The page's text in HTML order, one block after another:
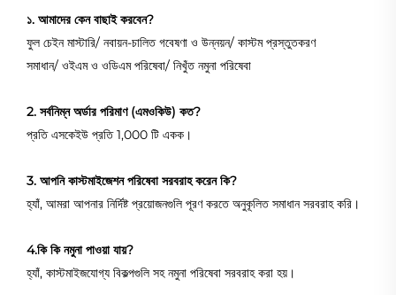
১. আমাদের কেন বাছাই করবেন?
ফুল চেইন মাস্টারি/ নবায়ন-চালিত গবেষণা ও উন্নয়ন/ কাস্টম প্রস্তুতকরণ
সমাধান/ ওইএম ও ওডিএম পরিষেবা/ নিখুঁত নমুনা পরিষেবা
2. সর্বনিম্ন অর্ডার পরিমাণ (এমওকিউ) কত?
প্রতি এসকেইউ প্রতি 1,000 টি একক।
3. আপনি কাস্টমাইজেশন পরিষেবা সরবরাহ করেন কি?
হ্যাঁ, আমরা আপনার নির্দিষ্ট প্রয়োজনগুলি পূরণ করতে অনুকূলিত সমাধান সরবরাহ করি।
4.কি কি নমুনা পাওয়া যায়?
হ্যাঁ, কাস্টমাইজযোগ্য বিকল্পগুলি সহ নমুনা পরিষেবা সরবরাহ করা হয়।